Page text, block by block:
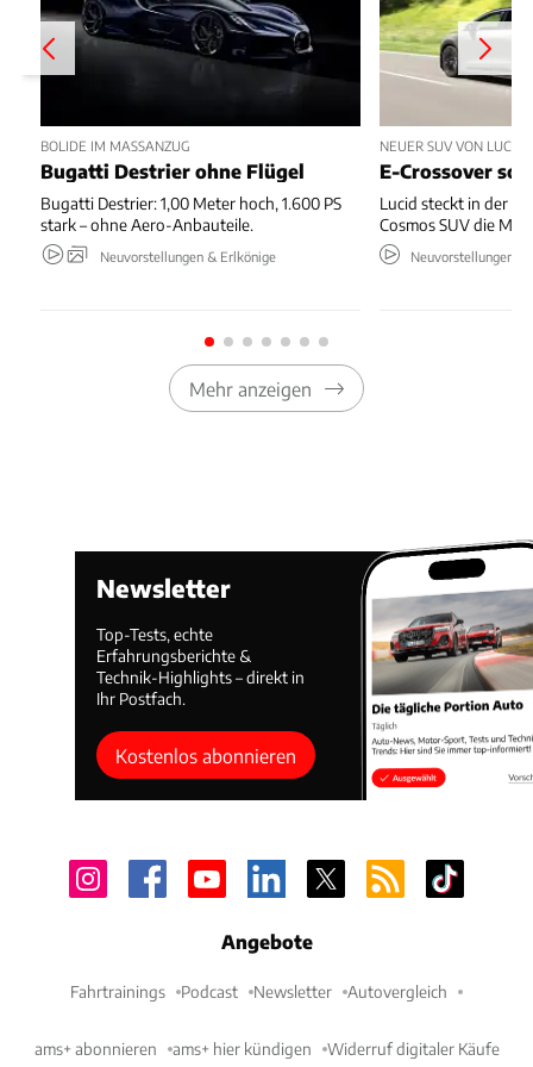
BOLIDE IM MASSANZUG
Bugatti Destrier ohne Flügel
Bugatti Destrier: 1,00 Meter hoch, 1.600 PS
stark – ohne Aero-Anbauteile.
Neuvorstellungen & Erlkönige
NEUER SUV VON LUCID
E-Crossover
Lucid steckt in der
Cosmos SUV die
Neuvorstellungen &
Mehr anzeigen
Newsletter
Top-Tests, echte
Erfahrungsberichte &
Technik-Highlights – direkt in
Ihr Postfach.
Kostenlos abonnieren
Angebote
Fahrtrainings Podcast Newsletter Autovergleich
ams+ abonnieren ams+ hier kündigen Widerruf digitaler Käufe